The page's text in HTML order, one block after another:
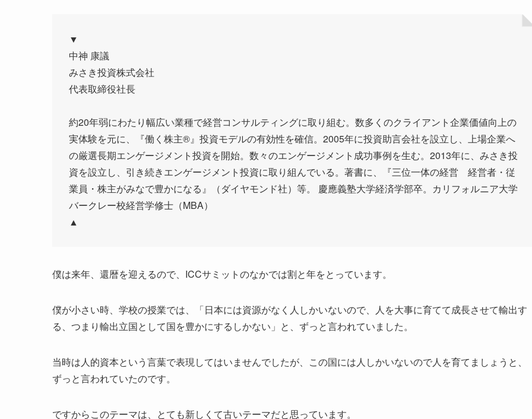
▼
中神 康議
みさき投資株式会社
代表取締役社長
約20年弱にわたり幅広い業種で経営コンサルティングに取り組む。数多くのクライアント企業価値向上の
実体験を元に、『働く株主®』投資モデルの有効性を確信。2005年に投資助言会社を設立し、上場企業へ
の厳選長期エンゲージメント投資を開始。数々のエンゲージメント成功事例を生む。2013年に、みさき投
資を設立し、引き続きエンゲージメント投資に取り組んでいる。著書に、『三位一体の経営 経営者・従
業員・株主がみなで豊かになる』（ダイヤモンド社）等。 慶應義塾大学経済学部卒。カリフォルニア大学
バークレー校経営学修士（MBA）
▲
僕は来年、還暦を迎えるので、ICCサミットのなかでは割と年をとっています。
僕が小さい時、学校の授業では、「日本には資源がなく人しかいないので、人を大事に育てて成長させて輸出す
る、つまり輸出立国として国を豊かにするしかない」と、ずっと言われていました。
当時は人的資本という言葉で表現してはいませんでしたが、この国には人しかいないので人を育てましょうと、
ずっと言われていたのです。
ですからこのテーマは、とても新しくて古いテーマだと思っています。